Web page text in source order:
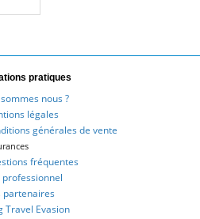
pratiques
nous ?
légales
générales de vente
fréquentes
professionnel
partenaires
Travel Evasion